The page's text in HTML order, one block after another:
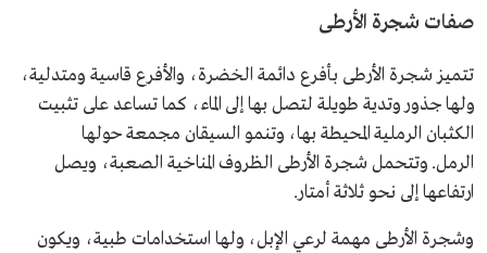
صفات شجرة الأرطى
تتميز شجرة الأرطى بأفرع دائمة الخضرة، والأفرع قاسية ومتدلية،
ولها جذور وتدية طويلة لتصل بها إلى الماء، كما تساعد على تثبيت
الكثبان الرملية المحيطة بها، وتنمو السيقان مجمعة حولها
الرمل. وتتحمل شجرة الأرطى الظروف المناخية الصعبة، ويصل
ارتفاعها إلى نحو ثلاثة أمتار.
وشجرة الأرطى مهمة لرعي الإبل، ولها استخدامات طبية، ويكون